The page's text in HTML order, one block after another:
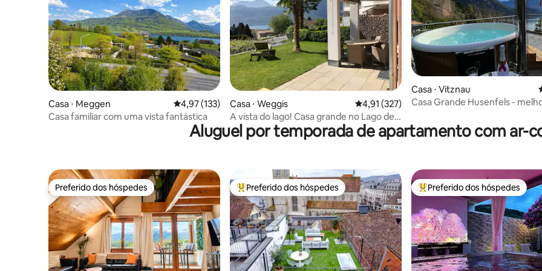
Casa ⋅ Meggen 4,97 de uma avaliação média de 5, 133 avaliações
4,97 (133)
Casa familiar com uma vista fantástica
Casa ⋅ Weggis 4,91 de uma avaliação média de 5, 327
4,91 (327)
A vista do lago! Casa grande no Lago de
Lucerna
Casa ⋅ Vitznau
Casa Grande Husenfels -
Aluguel por temporada de apartamento com ar-
Preferido dos hóspedes
Preferido dos hóspedes Entre os melhores preferidos dos hóspedes
Preferido dos hóspedes Entre os melhores preferidos
Preferido dos hóspedes